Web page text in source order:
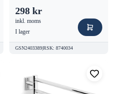
298 kr
inkl. moms
I lager
GSN2403389|RSK: 8740034